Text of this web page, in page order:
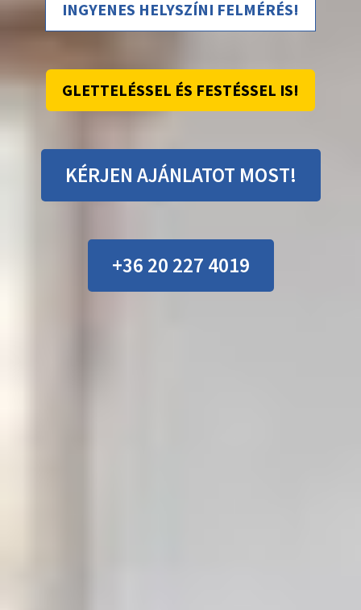
INGYENES HELYSZÍNI FELMÉRÉS!
GLETTELÉSSEL ÉS FESTÉSSEL IS!
KÉRJEN AJÁNLATOT MOST!
+36 20 227 4019